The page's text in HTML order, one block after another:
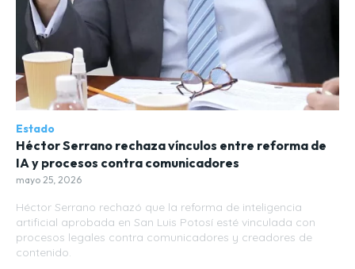
Estado
Héctor Serrano rechaza vínculos entre reforma de
IA y procesos contra comunicadores
mayo 25, 2026
Héctor Serrano rechazó que la reforma de inteligencia
artificial aprobada en San Luis Potosí esté vinculada con
procesos legales contra comunicadores y creadores de
contenido.